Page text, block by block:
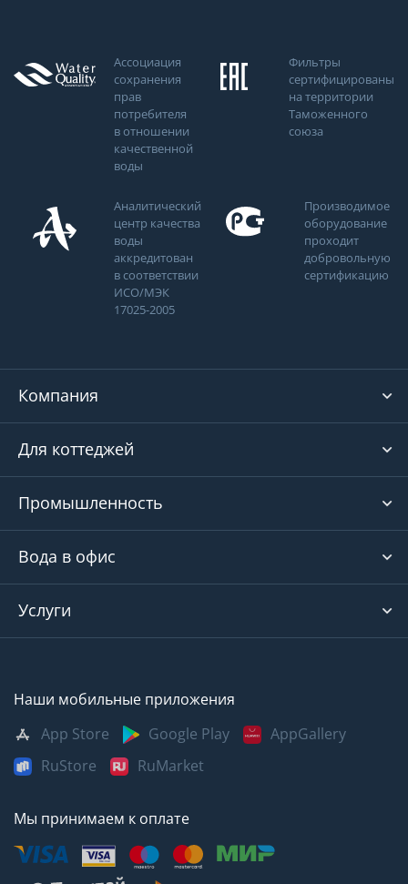
Ассоциация
сохранения
прав
потребителя
в отношении
качественной
воды
Фильтры
сертифицированы
на территории
Таможенного
союза
Аналитический
центр качества
воды
аккредитован
в соответствии
ИСО/МЭК
17025-2005
Производимое
оборудование
проходит
добровольную
сертификацию
Компания
Для коттеджей
Промышленность
Вода в офис
Услуги
Наши мобильные приложения
App Store
Google Play
AppGallery
RuStore
RuMarket
Мы принимаем к оплате